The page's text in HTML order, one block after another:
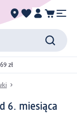
zł
6. miesiąca